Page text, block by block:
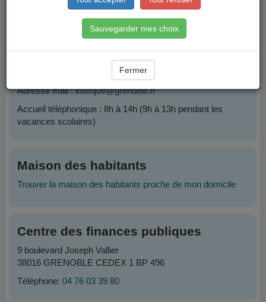
Plateforme Famille
04 76 76 38 38
Adresse mail :kiosque@grenoble.fr
Accueil téléphonique : 8h à 14h (9h à 13h pendant les
vacances scolaires)
Maison des habitants
Trouver la maison des habitants proche de mon domicile
Centre des finances publiques
9 boulevard Joseph Vallier
38016 GRENOBLE CEDEX 1 BP 496
Téléphone: 04 76 03 39 80
Sauvegarder mes choix
Fermer